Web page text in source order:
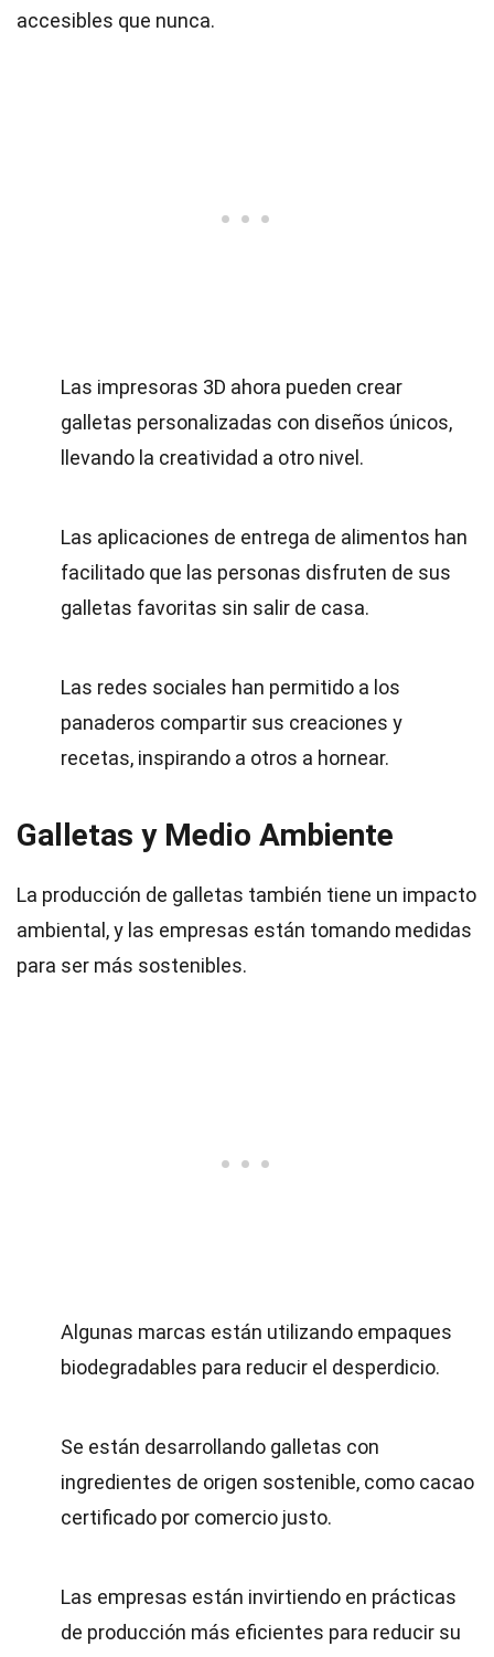
accesibles que nunca.
Las impresoras 3D ahora pueden crear
galletas personalizadas con diseños únicos,
llevando la creatividad a otro nivel.
Las aplicaciones de entrega de alimentos han
facilitado que las personas disfruten de sus
galletas favoritas sin salir de casa.
Las redes sociales han permitido a los
panaderos compartir sus creaciones y
recetas, inspirando a otros a hornear.
Galletas y Medio Ambiente
La producción de galletas también tiene un impacto
ambiental, y las empresas están tomando medidas
para ser más sostenibles.
Algunas marcas están utilizando empaques
biodegradables para reducir el desperdicio.
Se están desarrollando galletas con
ingredientes de origen sostenible, como cacao
certificado por comercio justo.
Las empresas están invirtiendo en prácticas
de producción más eficientes para reducir su